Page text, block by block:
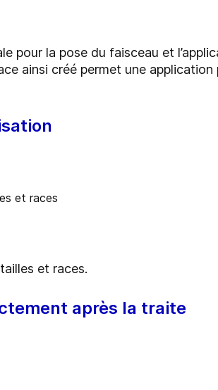
pour la pose du faisceau et
ainsi créé permet une
et races.
après la traite